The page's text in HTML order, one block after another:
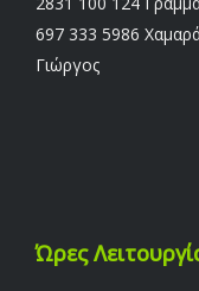
697 333 5986
Γιώργος
Ώρες